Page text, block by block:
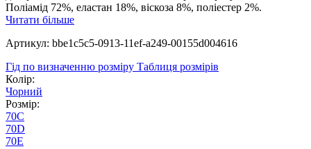
Поліамід 72%, еластан 18%, віскоза 8%, поліестер 2%.
Читати більше
Артикул: bbe1c5c5-0913-11ef-a249-00155d004616
Гід по визначенню розміру Таблиця розмірів
Колір:
Чорний
Розмір:
70C
70D
70E